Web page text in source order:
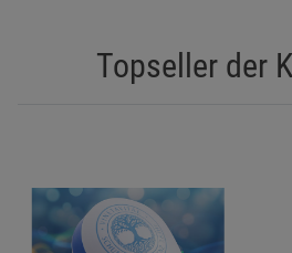
Topseller der